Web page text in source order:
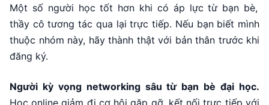
Một số người học tốt hơn khi có áp lực từ bạn bè,
thầy cô tương tác qua lại trực tiếp. Nếu bạn biết mình
thuộc nhóm này, hãy thành thật với bản thân trước khi
đăng ký.
Người kỳ vọng networking sâu từ bạn bè đại học.
Học online giảm đi cơ hội gặp gỡ, kết nối trực tiếp với